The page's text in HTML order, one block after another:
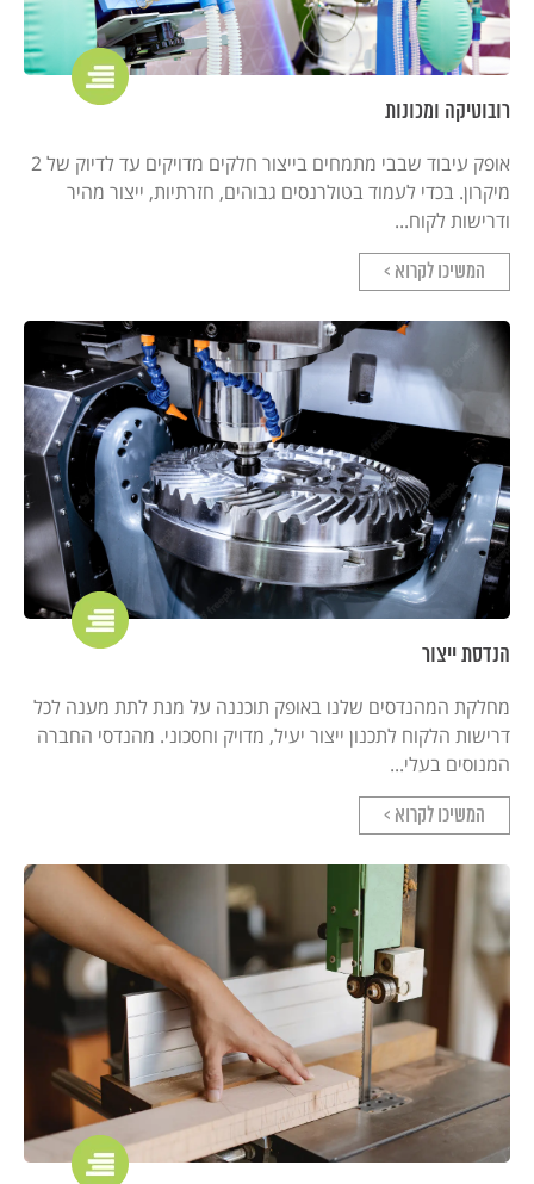
רובוטיקה ומכונות
אופק עיבוד שבבי מתמחים בייצור חלקים מדויקים עד לדיוק של 2
מיקרון. בכדי לעמוד בטולרנסים גבוהים, חזרתיות, ייצור מהיר
ודרישות לקוח...
המשיכו לקרוא >
הנדסת ייצור
מחלקת המהנדסים שלנו באופק תוכננה על מנת לתת מענה לכל
דרישות הלקוח לתכנון ייצור יעיל, מדויק וחסכוני. מהנדסי החברה
המנוסים בעלי...
המשיכו לקרוא >